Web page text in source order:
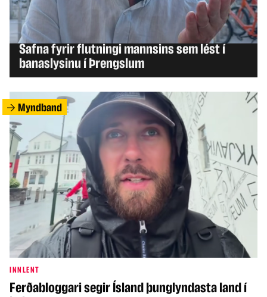
INNLENT
Safna fyrir flutningi mannsins sem lést í
banaslysinu í Þrengslum
Myndband
INNLENT
Ferðabloggari segir Ísland þunglyndasta land í